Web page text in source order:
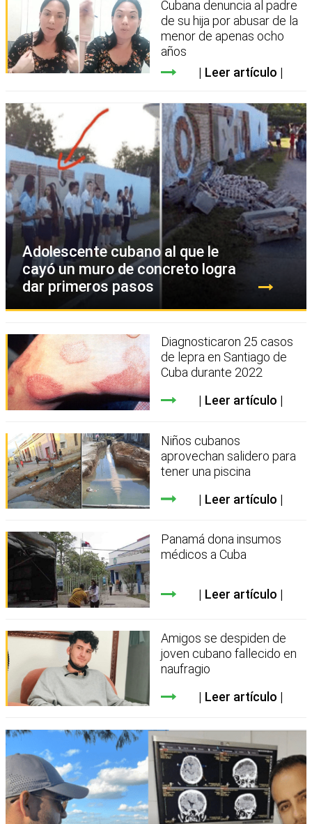
Cubana denuncia al padre
de su hija por abusar de la
menor de apenas ocho
años
Leer artículo
Adolescente cubano al que le
cayó un muro de concreto logra
dar primeros pasos
Diagnosticaron 25 casos
de lepra en Santiago de
Cuba durante 2022
Leer artículo
Niños cubanos
aprovechan salidero para
tener una piscina
Leer artículo
Panamá dona insumos
médicos a Cuba
Leer artículo
Amigos se despiden de
joven cubano fallecido en
naufragio
Leer artículo